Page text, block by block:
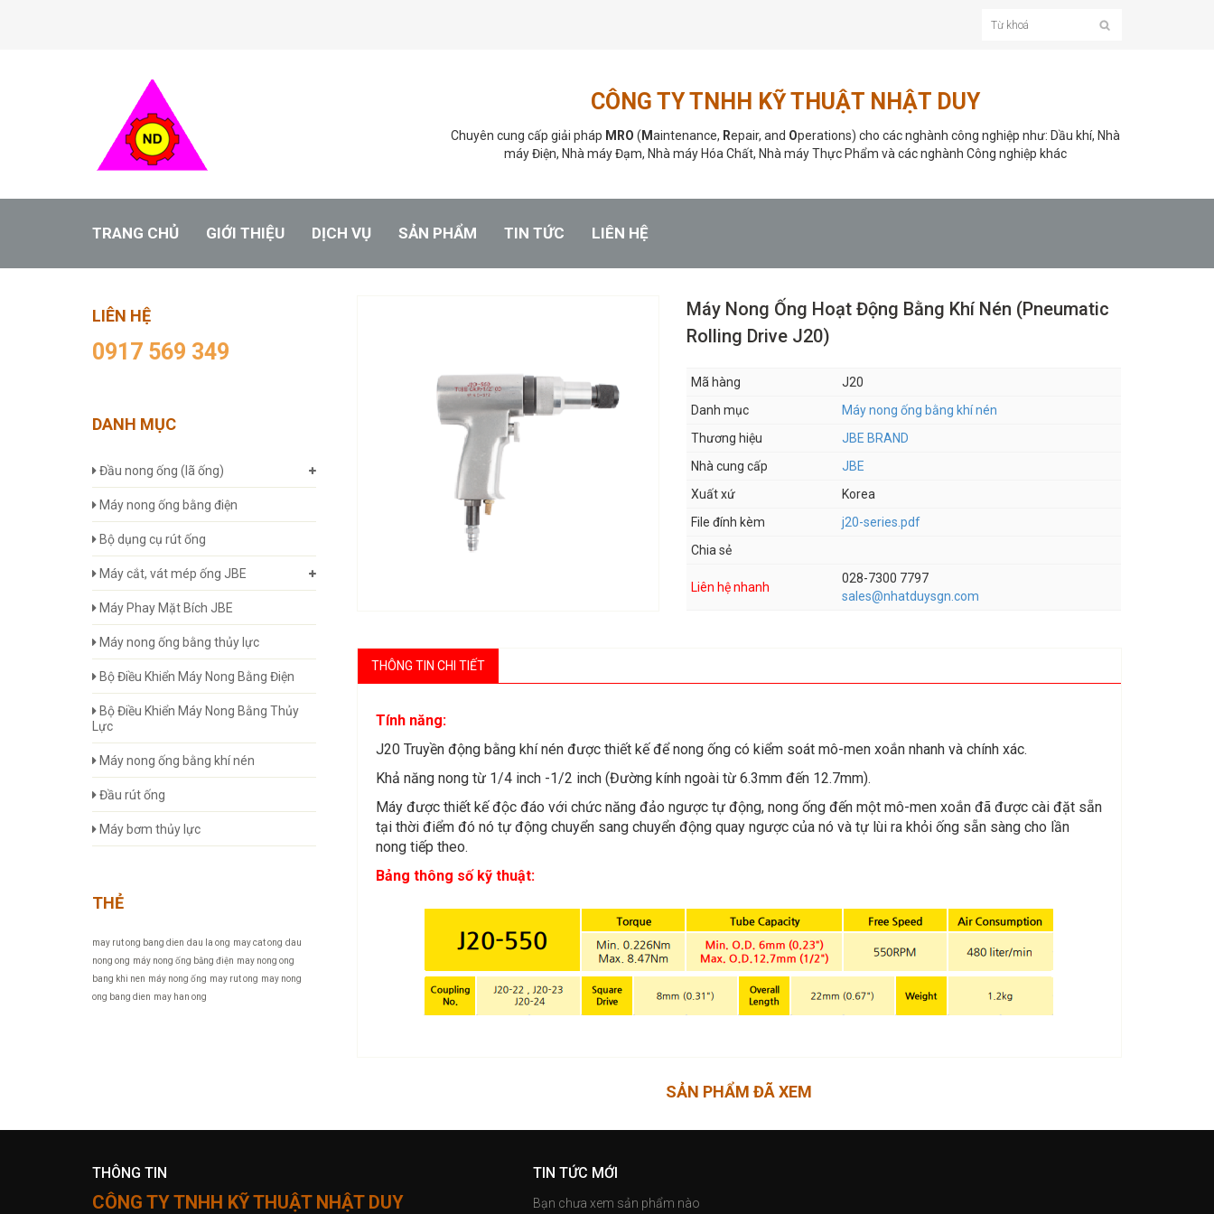
CÔNG TY TNHH KỸ THUẬT NHẬT DUY
Chuyên cung cấp giải pháp MRO ( Maintenance, Repair, and Operations) cho các nghành công nghiệp như: Dầu khí, Nhà
máy Điện, Nhà máy Đạm, Nhà máy Hóa Chất, Nhà máy Thực Phẩm và các nghành Công nghiệp khác
TRANG CHỦ GIỚI THIỆU DỊCH VỤ SẢN PHẨM TIN TỨC LIÊN HỆ
LIÊN HỆ
0917 569 349
DANH MỤC
Đầu nong ống (lã ống)
Máy nong ống bằng điện
Bộ dụng cụ rút ống
Máy cắt, vát mép ống JBE
Máy Phay Mặt Bích JBE
Máy nong ống bằng thủy lực
Bộ Điều Khiển Máy Nong Bằng Điện
Bộ Điều Khiển Máy Nong Bằng Thủy
Lực
Máy nong ống bằng khí nén
Đầu rút ống
Máy bơm thủy lực
THẺ
may rut ong bang dien dau la ong may cat ong dau
nong ong máy nong ống bằng điện may nong ong
bang khi nen máy nong ống may rut ong may nong
ong bang dien may han ong
Máy Nong Ống Hoạt Động Bằng Khí Nén (Pneumatic
Rolling Drive J20)
Mã hàng
J20
Danh mục
Máy nong ống bằng khí nén
Thương hiệu
JBE BRAND
Nhà cung cấp
JBE
Xuất xứ
Korea
File đính kèm
j20-series.pdf
Chia sẻ
Liên hệ nhanh
028-7300 7797
sales@nhatduysgn.com
THÔNG TIN CHI TIẾT
Tính năng:
J20 Truyền động bằng khí nén được thiết kế để nong ống có kiểm soát mô-men xoắn nhanh và chính xác.
Khả năng nong từ 1/4 inch -1/2 inch (Đường kính ngoài từ 6.3mm đến 12.7mm).
Máy được thiết kế độc đáo với chức năng đảo ngược tự động, nong ống đến một mô-men xoắn đã được cài đặt sẵn
tại thời điểm đó nó tự động chuyển sang chuyển động quay ngược của nó và tự lùi ra khỏi ống sẵn sàng cho lần
nong tiếp theo.
Bảng thông số kỹ thuật:
SẢN PHẨM ĐÃ XEM
THÔNG TIN
CÔNG TY TNHH KỸ THUẬT NHẬT DUY
TIN TỨC MỚI
Bạn chưa xem sản phẩm nào